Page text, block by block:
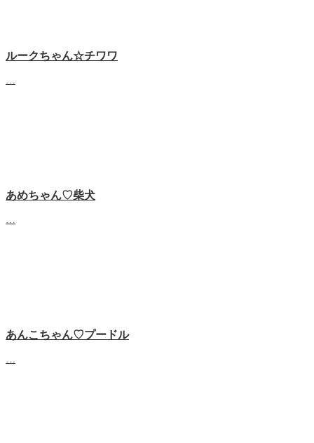
ルークちゃん☆チワワ
あめちゃん♡‬柴犬
あんこちゃん♡‬プードル